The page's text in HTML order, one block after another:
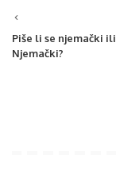
Piše li se njemački ili
Njemački?